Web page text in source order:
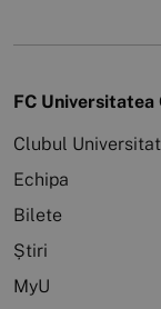
FC Universitatea
Clubul
Echipa
Bilete
Știri
MyU